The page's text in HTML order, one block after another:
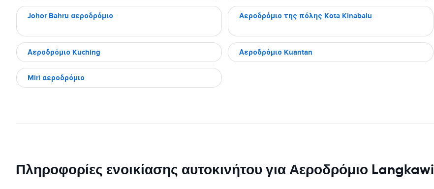
Johor Bahru αεροδρόμιο Αεροδρόμιο της πόλης Kota Kinabalu
Αεροδρόμιο Kuching Αεροδρόμιο Kuantan
Miri αεροδρόμιο
Πληροφορίες ενοικίασης αυτοκινήτου για Αεροδρόμιο Langkawi